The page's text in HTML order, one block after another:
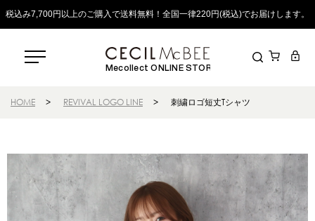
税込み7,700円以上のご購入で送料無料！全国一律220円(税込)でお届けします。
Mecollect ONLINE STORE
HOME > REVIVAL LOGO LINE > 刺繍ロゴ短丈Tシャツ